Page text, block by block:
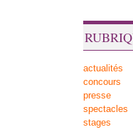
actualités
concours
presse
spectacles
stages